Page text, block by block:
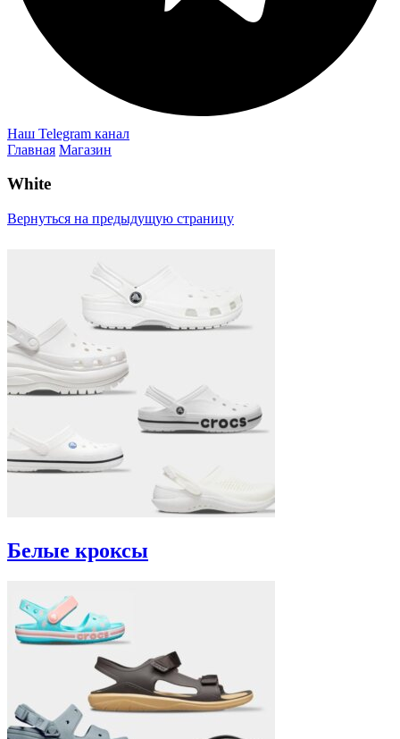
Наш Telegram канал
Главная Магазин
White
Вернуться на предыдущую страницу
Белые кроксы